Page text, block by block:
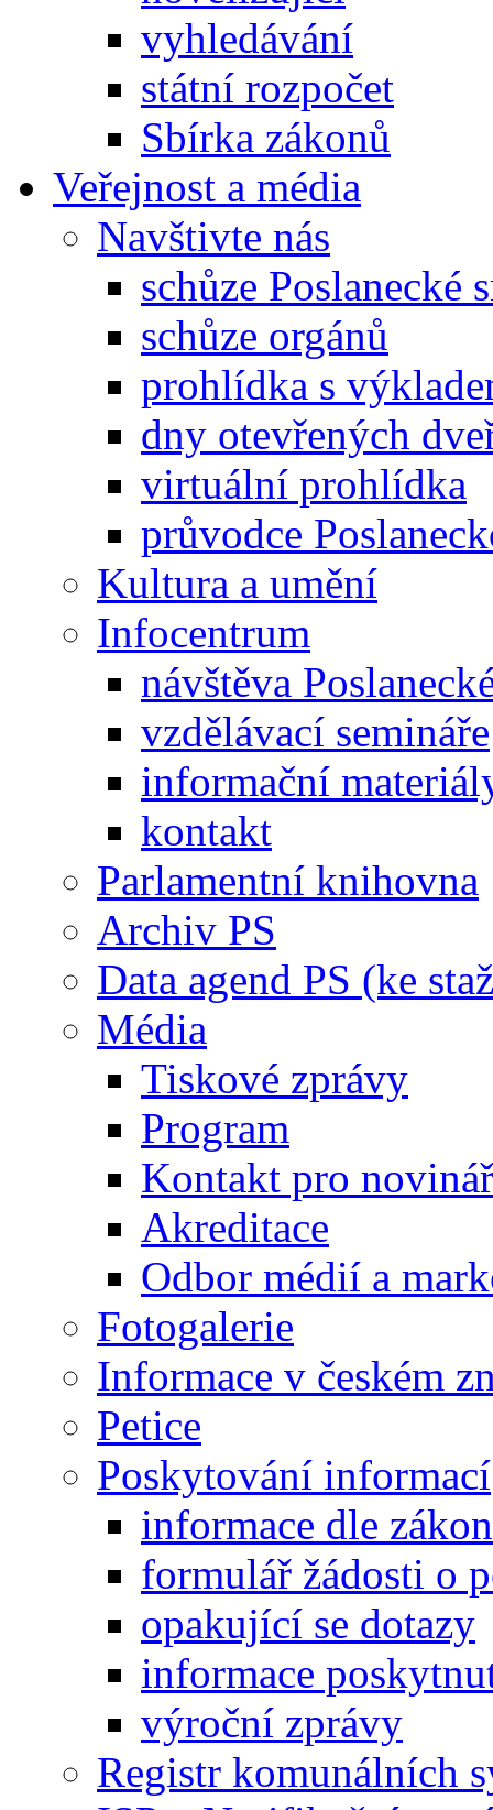
vyhledávání
státní rozpočet
Sbírka zákonů
Veřejnost a média
Navštivte nás
schůze Poslanecké
schůze orgánů
prohlídka s
dny otevřených
virtuální prohlídka
průvodce
Kultura a umění
Infocentrum
návštěva
vzdělávací semináře
informační
kontakt
Parlamentní knihovna
Archiv PS
Data agend PS (ke
Média
Tiskové zprávy
Program
Kontakt pro
Akreditace
Odbor médií a
Fotogalerie
Informace v českém
Petice
Poskytování informací
informace dle
formulář žádosti o
opakující se dotazy
informace
výroční zprávy
Registr komunálních